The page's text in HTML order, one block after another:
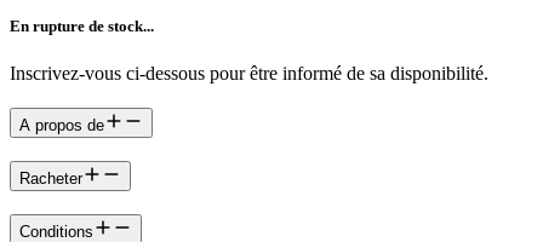
En rupture de stock...
Inscrivez-vous ci-dessous pour être informé de sa disponibilité.
A propos de
Racheter
Conditions